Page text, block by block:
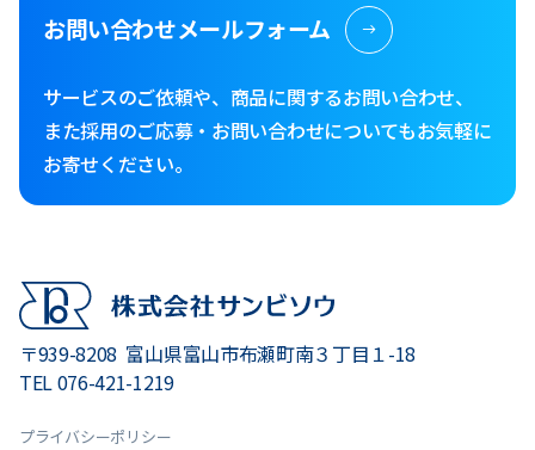
お問い合わせメールフォーム
サービスのご依頼や、商品に関するお問い合わせ、
また採用のご応募・お問い合わせについてもお気軽に
お寄せください。
〒939-8208 富山県富山市布瀬町南３丁目１-18
TEL 076-421-1219
プライバシーポリシー